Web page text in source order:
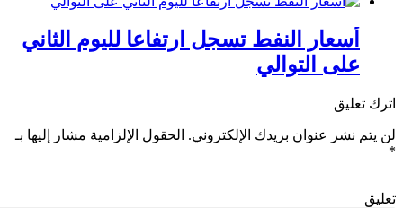
أسعار النفط تسجل ارتفاعا لليوم الثاني
على التوالي
تعليق
نشر عنوان بريدك الإلكتروني. الحقول الإلزامية مشار إليها بـ